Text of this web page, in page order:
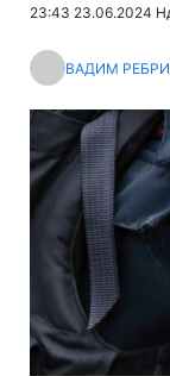
23:43 23.06.2024
ВАДИМ